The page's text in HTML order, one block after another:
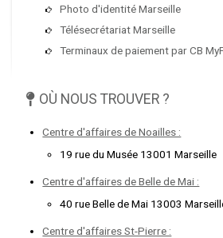
Photo d'identité Marseille
Télésecrétariat Marseille
Terminaux de paiement par CB
OÙ NOUS TROUVER ?
Centre d'affaires de Noailles :
19 rue du Musée 13001 Marseille
Centre d'affaires de Belle de Mai :
40 rue Belle de Mai 13003
Centre d'affaires St-Pierre :